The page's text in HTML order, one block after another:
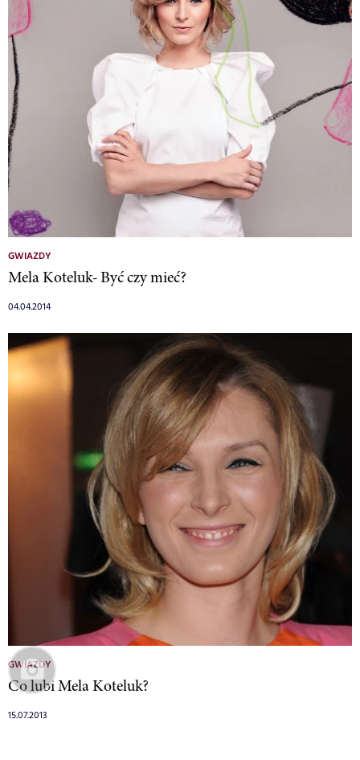
GWIAZDY
Mela Koteluk- Być czy mieć?
04.04.2014
GWIAZDY
Co lubi Mela Koteluk?
15.07.2013